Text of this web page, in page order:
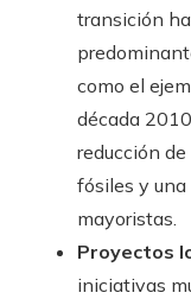
transición
como el
década
reducción
fósiles y
mayoristas.
Proyectos
iniciativas